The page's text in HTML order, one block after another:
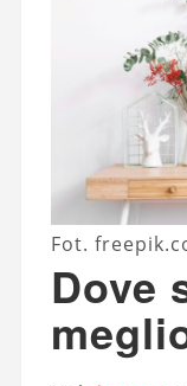
Fot.
Dove